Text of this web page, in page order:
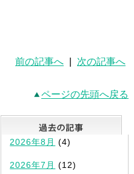
前の記事へ 次の記事へ
ページの先頭へ戻る
最新記事一覧
2026年8月 (4)
2026年7月 (12)